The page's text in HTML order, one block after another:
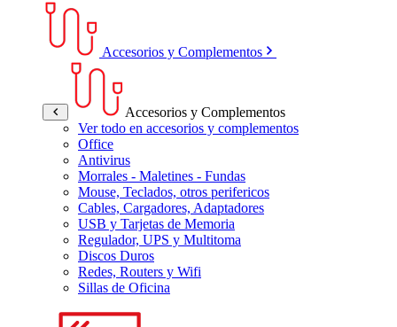
Accesorios y Complementos
Accesorios y Complementos
Ver todo en accesorios y complementos
Office
Antivirus
Morrales - Maletines - Fundas
Mouse, Teclados, otros perifericos
Cables, Cargadores, Adaptadores
USB y Tarjetas de Memoria
Regulador, UPS y Multitoma
Discos Duros
Redes, Routers y Wifi
Sillas de Oficina